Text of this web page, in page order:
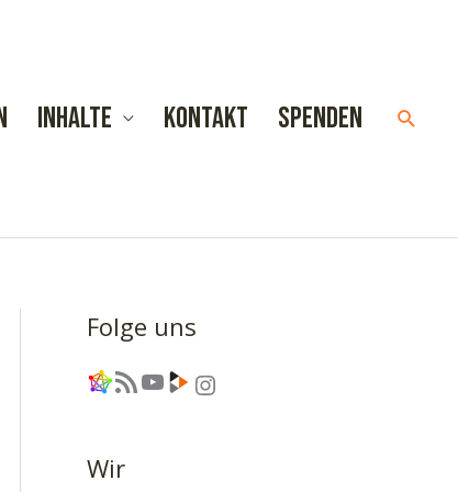
Inhalte Kontakt Spenden
Folge uns
Link RSS-Feed YouTube Link Instagram
Wir